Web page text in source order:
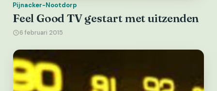
Pijnacker-Nootdorp
Feel Good TV gestart met uitzenden
6 februari 2015